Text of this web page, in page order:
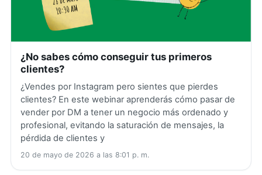
¿No sabes cómo conseguir tus primeros
clientes?
¿Vendes por Instagram pero sientes que pierdes
clientes? En este webinar aprenderás cómo pasar de
vender por DM a tener un negocio más ordenado y
profesional, evitando la saturación de mensajes, la
pérdida de clientes y
20 de mayo de 2026 a las 8:01 p. m.